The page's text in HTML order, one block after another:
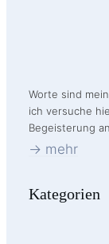
Worte sind
ich versuche
Begeisterung
-> mehr
Kategorien